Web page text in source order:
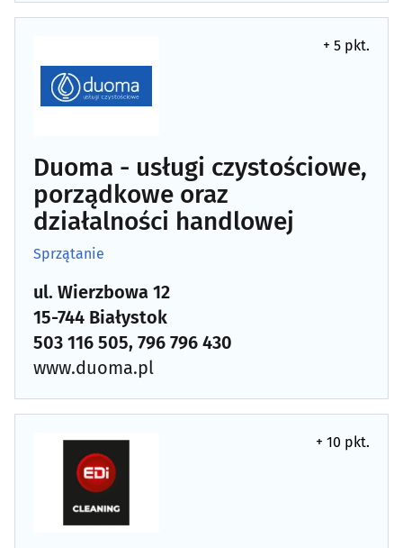
Grawerstwo(9)
Kamieniarze(31)
Klucze - dorabianie(12)
Kosmetyki - producenci, hurtownie
Ksero, bindowanie, laminowanie
Kuśnierze i futrzarze(4)
Kwiaty - producenci, hurtownie
Magazyny, kontenery, magazynowanie
+ 5 pkt.
Duoma - usługi czystościowe,
porządkowe oraz
działalności handlowej
Sprzątanie
ul. Wierzbowa 12
15-744 Białystok
503 116 505, 796 796 430
www.duoma.pl
+ 10 pkt.